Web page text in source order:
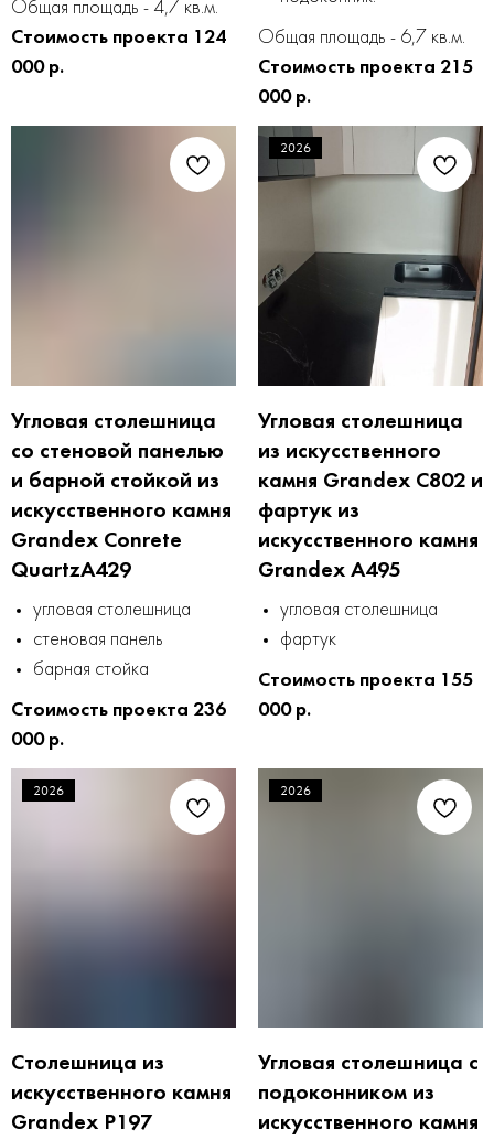
Общая площадь - 4,7 кв.м.
Стоимость проекта 124
000 р.
Общая площадь - 6,7 кв.м.
Стоимость проекта 215
000 р.
Угловая столешница
со стеновой панелью
и барной стойкой из
искусственного камня
Grandex Conrete
QuartzA429
угловая столешница
стеновая панель
барная стойка
Стоимость проекта 236
000 р.
2026
Угловая столешница
из искусственного
камня Grandex C802 и
фартук из
искусственного камня
Grandex A495
угловая столешница
фартук
Стоимость проекта 155
000 р.
2026
Столешница из
искусственного камня
Grandex P197
2026
Угловая столешница с
подоконником из
искусственного камня